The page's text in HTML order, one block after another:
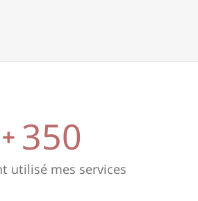
350
utilisé mes services